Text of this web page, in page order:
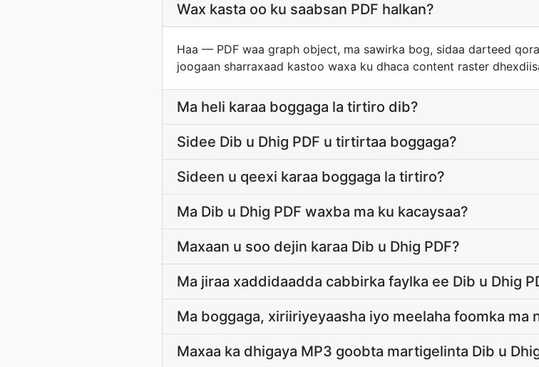
Wax kasta oo ku saabsan PDF halkan?
Haa — PDF waa graph object, ma sawirka bog, sidaa darteed
joogaan sharraxaad kastoo waxa ku dhaca content raster
Ma heli karaa boggaga la tirtiro dib?
Sidee Dib u Dhig PDF u tirtirtaa boggaga?
Sideen u qeexi karaa boggaga la tirtiro?
Ma Dib u Dhig PDF waxba ma ku kacaysaa?
Maxaan u soo dejin karaa Dib u Dhig PDF?
Ma jiraa xaddidaadda cabbirka faylka ee Dib u Dhig
Ma boggaga, xiriiriyeyaasha iyo meelaha foomka ma
Maxaa ka dhigaya MP3 goobta martigelinta Dib u